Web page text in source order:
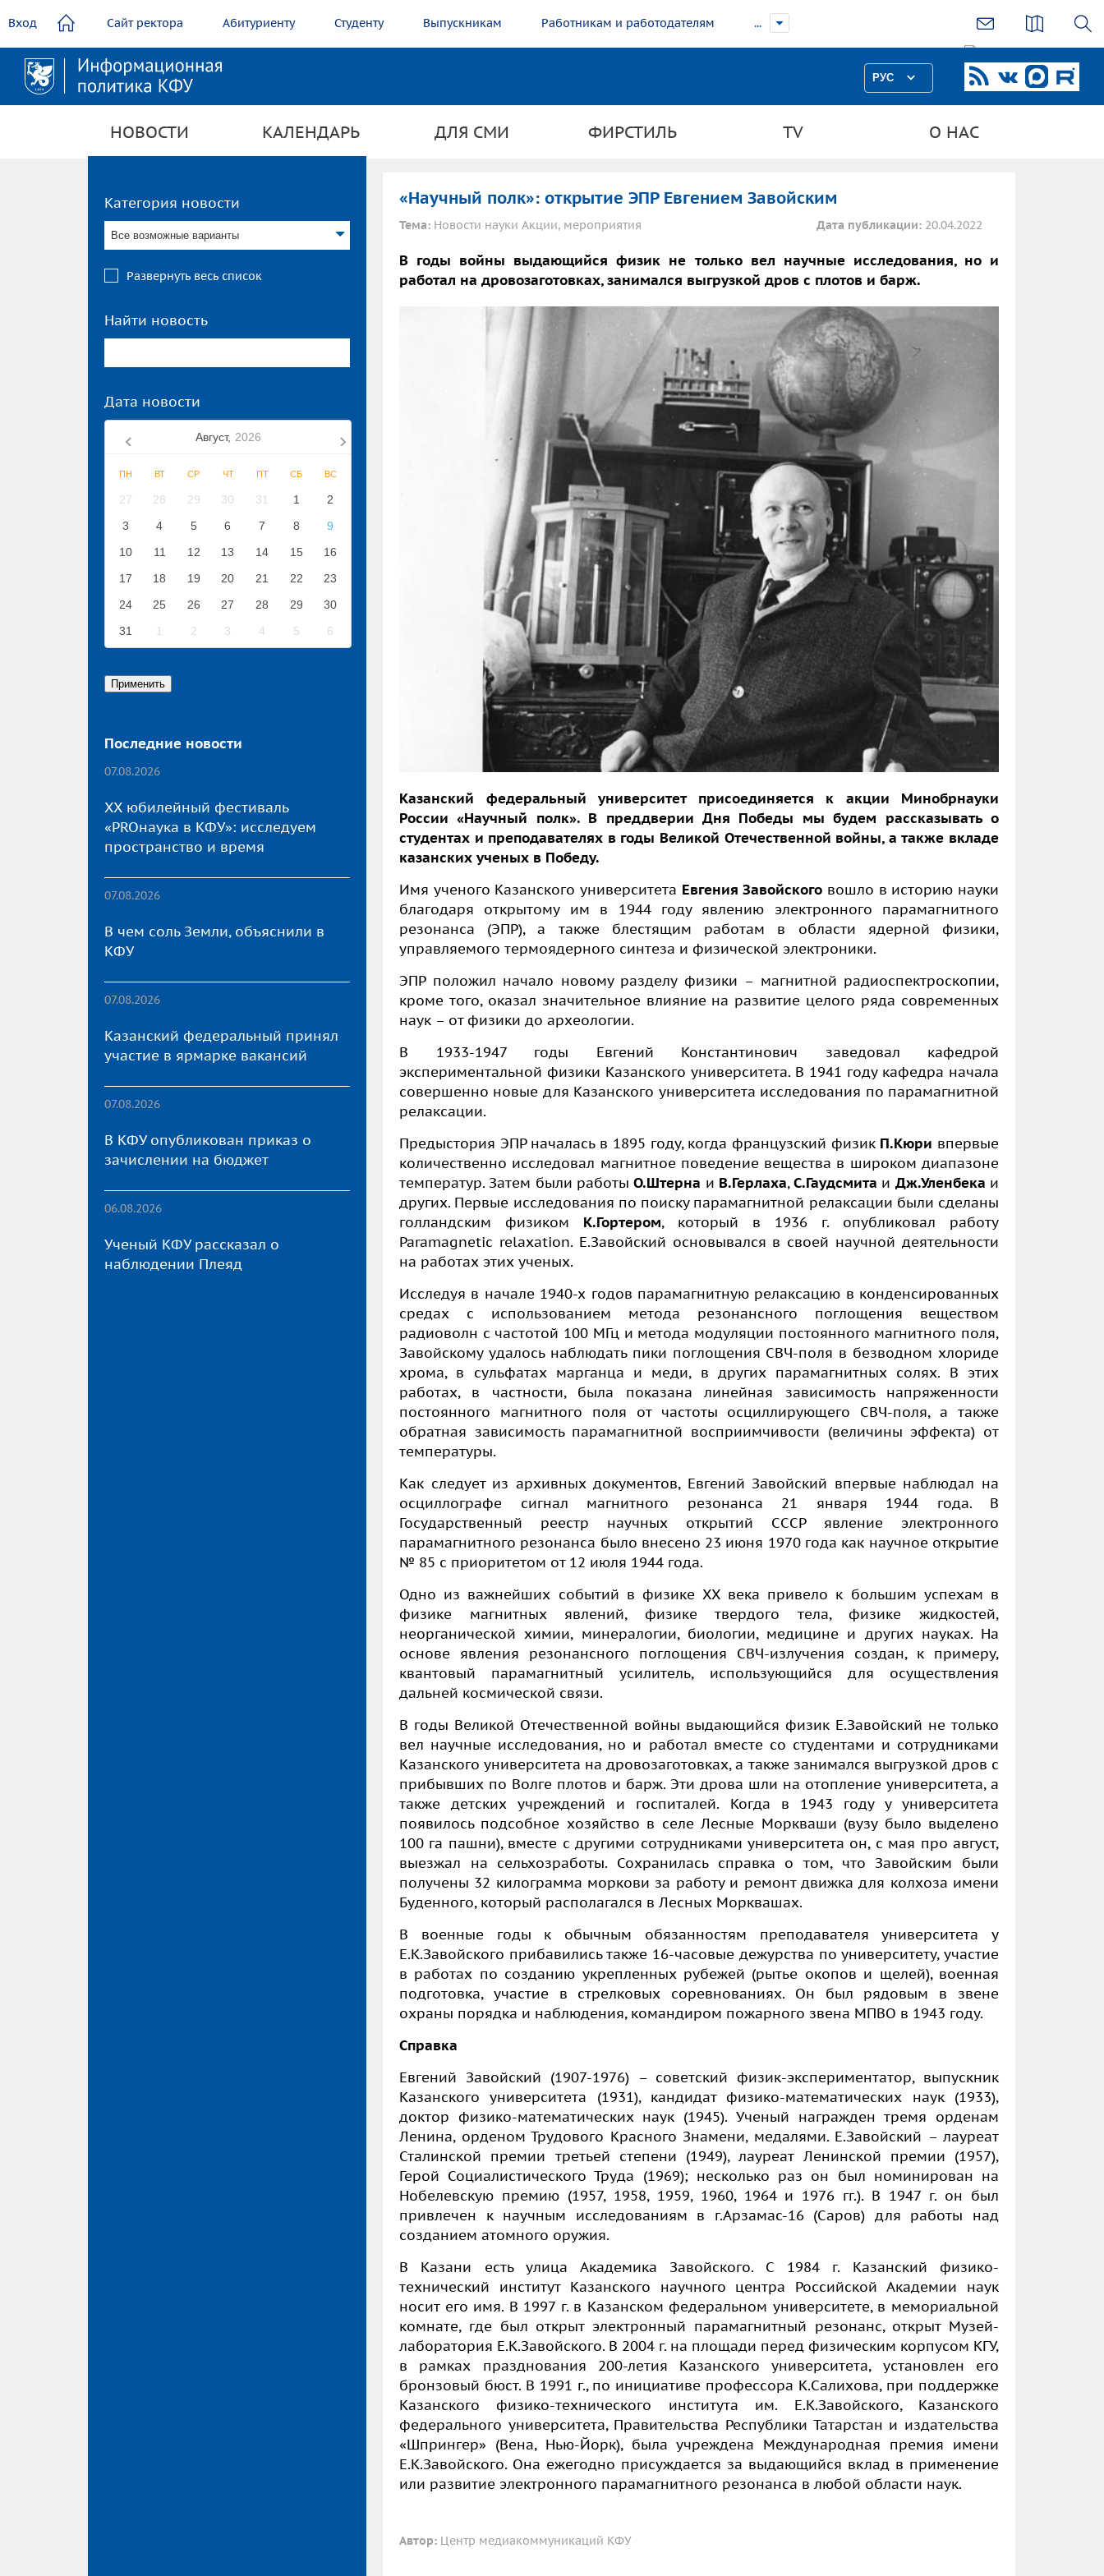
содержанию
Вход Сайт ректора Абитуриенту Студенту Выпускникам Работникам и работодателям ...
РУС
НОВОСТИ КАЛЕНДАРЬ ДЛЯ СМИ ФИРСТИЛЬ TV О НАС
Категория новости
Все возможные варианты
Развернуть весь список
Найти новость
Дата новости
Август, 2026
ПН ВТ СР ЧТ ПТ СБ ВС
27 28 29 30 31 1
2
3
4 5 6 7 8
9
10
11 12 13 14 15
16
17
18 19 20 21 22
23
24
25 26 27 28 29
30
31
1 2 3 4 5 6
Последние новости
07.08.2026
XX юбилейный фестиваль
«PROнаука в КФУ»: исследуем
пространство и время
07.08.2026
В чем соль Земли, объяснили в
КФУ
07.08.2026
Казанский федеральный принял
участие в ярмарке вакансий
07.08.2026
В КФУ опубликован приказ о
зачислении на бюджет
06.08.2026
Ученый КФУ рассказал о
наблюдении Плеяд
«Научный полк»: открытие ЭПР Евгением Завойским
Тема: Новости науки Акции, мероприятия Дата публикации: 20.04.2022
В годы войны выдающийся физик не только вел научные исследования, но и
работал на дровозаготовках, занимался выгрузкой дров с плотов и барж.
Казанский федеральный университет присоединяется к акции Минобрнауки
России «Научный полк». В преддверии Дня Победы мы будем рассказывать о
студентах и преподавателях в годы Великой Отечественной войны, а также вкладе
казанских ученых в Победу.
Имя ученого Казанского университета Евгения Завойского вошло в историю науки
благодаря открытому им в 1944 году явлению электронного парамагнитного
резонанса (ЭПР), а также блестящим работам в области ядерной физики,
управляемого термоядерного синтеза и физической электроники.
ЭПР положил начало новому разделу физики – магнитной радиоспектроскопии,
кроме того, оказал значительное влияние на развитие целого ряда современных
наук – от физики до археологии.
В 1933-1947 годы Евгений Константинович заведовал кафедрой
экспериментальной физики Казанского университета. В 1941 году кафедра начала
совершенно новые для Казанского университета исследования по парамагнитной
релаксации.
Предыстория ЭПР началась в 1895 году, когда французский физик П.Кюри впервые
количественно исследовал магнитное поведение вещества в широком диапазоне
температур. Затем были работыО.Штерна и В.Герлаха,С.Гаудсмита и Дж.Уленбека и
других. Первые исследования по поиску парамагнитной релаксации были сделаны
голландским физиком К.Гортером, который в 1936 г. опубликовал работу
Paramagnetic relaxation. Е.Завойский основывался в своей научной деятельности
на работах этих ученых.
Исследуя в начале 1940-х годов парамагнитную релаксацию в конденсированных
средах с использованием метода резонансного поглощения веществом
радиоволн с частотой 100 МГц и метода модуляции постоянного магнитного поля,
Завойскому удалось наблюдать пики поглощения СВЧ-поля в безводном хлориде
хрома, в сульфатах марганца и меди, в других парамагнитных солях. В этих
работах, в частности, была показана линейная зависимость напряженности
постоянного магнитного поля от частоты осциллирующего СВЧ-поля, а также
обратная зависимость парамагнитной восприимчивости (величины эффекта) от
температуры.
Как следует из архивных документов, Евгений Завойский впервые наблюдал на
осциллографе сигнал магнитного резонанса 21 января 1944 года. В
Государственный реестр научных открытий СССР явление электронного
парамагнитного резонанса было внесено 23 июня 1970 года как научное открытие
№ 85 с приоритетом от 12 июля 1944 года.
Одно из важнейших событий в физике XX века привело к большим успехам в
физике магнитных явлений, физике твердого тела, физике жидкостей,
неорганической химии, минералогии, биологии, медицине и других науках. На
основе явления резонансного поглощения СВЧ-излучения создан, к примеру,
квантовый парамагнитный усилитель, использующийся для осуществления
дальней космической связи.
В годы Великой Отечественной войны выдающийся физик Е.Завойский не только
вел научные исследования, но и работал вместе со студентами и сотрудниками
Казанского университета на дровозаготовках, а также занимался выгрузкой дров с
прибывших по Волге плотов и барж. Эти дрова шли на отопление университета, а
также детских учреждений и госпиталей. Когда в 1943 году у университета
появилось подсобное хозяйство в селе Лесные Моркваши (вузу было выделено
100 га пашни), вместе с другими сотрудниками университета он, с мая про август,
выезжал на сельхозработы. Сохранилась справка о том, что Завойским были
получены 32 килограмма моркови за работу и ремонт движка для колхоза имени
Буденного, который располагался в Лесных Морквашах.
В военные годы к обычным обязанностям преподавателя университета у
Е.К.Завойского прибавились также 16-часовые дежурства по университету, участие
в работах по созданию укрепленных рубежей (рытье окопов и щелей), военная
подготовка, участие в стрелковых соревнованиях. Он был рядовым в звене
охраны порядка и наблюдения, командиром пожарного звена МПВО в 1943 году.
Справка
Евгений Завойский (1907-1976) – советский физик-экспериментатор, выпускник
Казанского университета (1931), кандидат физико-математических наук (1933),
доктор физико-математических наук (1945). Ученый награжден тремя орденам
Ленина, орденом Трудового Красного Знамени, медалями. Е.Завойский – лауреат
Сталинской премии третьей степени (1949), лауреат Ленинской премии (1957),
Герой Социалистического Труда (1969); несколько раз он был номинирован на
Нобелевскую премию (1957, 1958, 1959, 1960, 1964 и 1976 гг.). В 1947 г. он был
привлечен к научным исследованиям в г.Арзамас-16 (Саров) для работы над
созданием атомного оружия.
В Казани есть улица Академика Завойского. С 1984 г. Казанский физико-
технический институт Казанского научного центра Российской Академии наук
носит его имя. В 1997 г. в Казанском федеральном университете, в мемориальной
комнате, где был открыт электронный парамагнитный резонанс, открыт Музей-
лаборатория Е.К.Завойского. В 2004 г. на площади перед физическим корпусом КГУ,
в рамках празднования 200-летия Казанского университета, установлен его
бронзовый бюст. В 1991 г., по инициативе профессора К.Салихова, при поддержке
Казанского физико-технического института им. Е.К.Завойского, Казанского
федерального университета, Правительства Республики Татарстан и издательства
«Шпрингер» (Вена, Нью-Йорк), была учреждена Международная премия имени
Е.К.Завойского. Она ежегодно присуждается за выдающийся вклад в применение
или развитие электронного парамагнитного резонанса в любой области наук.
Автор: Центр медиакоммуникаций КФУ